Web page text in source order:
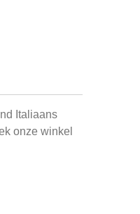
Italiaans
onze winkel